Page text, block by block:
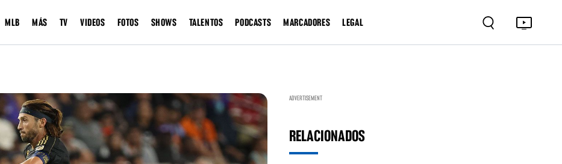
MLB MÁS TV VIDEOS FOTOS SHOWS TALENTOS PODCASTS MARCADORES LEGAL
ADVERTISEMENT
RELACIONADOS